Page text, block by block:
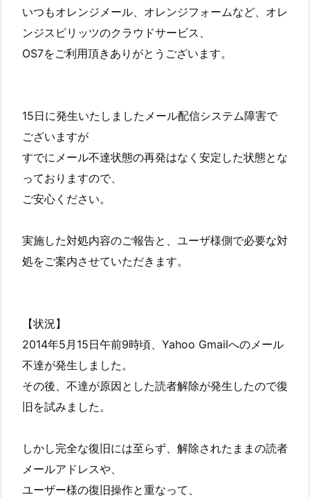
いつもオレンジメール、オレンジフォームなど、オレ
ンジスピリッツのクラウドサービス、
OS7をご利用頂きありがとうございます。
15日に発生いたしましたメール配信システム障害で
ございますが
すでにメール不達状態の再発はなく安定した状態とな
っておりますので、
ご安心ください。
実施した対処内容のご報告と、ユーザ様側で必要な対
処をご案内させていただきます。
【状況】
2014年5月15日午前9時頃、Yahoo Gmailへのメール
不達が発生しました。
その後、不達が原因とした読者解除が発生したので復
旧を試みました。
しかし完全な復旧には至らず、解除されたままの読者
メールアドレスや、
ユーザー様の復旧操作と重なって、